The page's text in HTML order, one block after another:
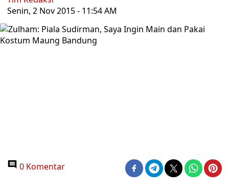
Senin, 2 Nov 2015 - 11:54 AM
0 Komentar